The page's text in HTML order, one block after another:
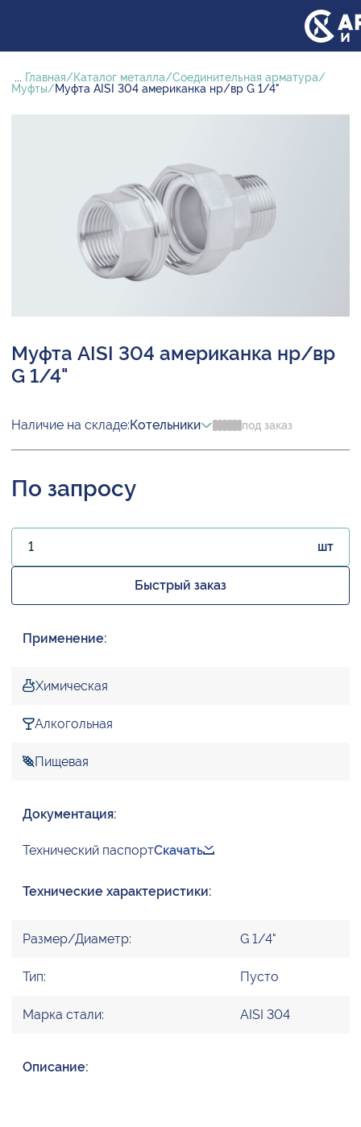
... Главная Каталог металла
Соединительная арматура
Муфты
Муфта AISI 304 американка нр/вр G 1/4"
Муфта AISI 304 американка нр/вр
G 1/4"
Наличие на складе:Котельники под заказ
По запросу
шт
Быстрый заказ
Применение:
Химическая
Алкогольная
Пищевая
Документация:
Технический паспортСкачать
Технические характеристики:
Размер/Диаметр: G 1/4"
Тип: Пусто
Марка стали: AISI 304
Описание: